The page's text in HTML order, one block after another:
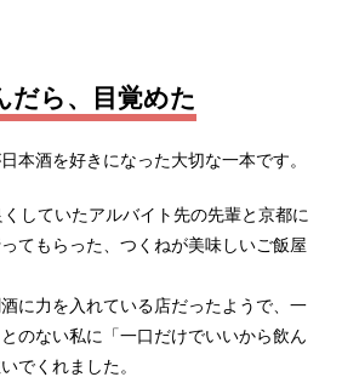
だら、目覚めた
本酒を好きになった大切な一本です。
していたアルバイト先の先輩と京都に
てもらった、つくねが美味しいご飯屋
に力を入れている店だったようで、一
のない私に「一口だけでいいから飲ん
でくれました。